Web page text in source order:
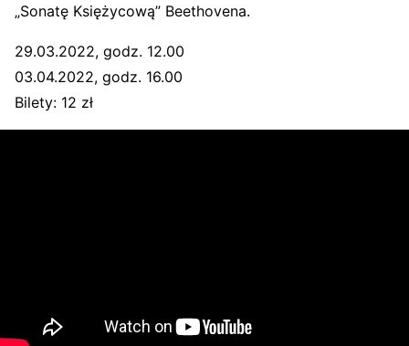
„Sonatę Księżycową” Beethovena.
29.03.2022, godz. 12.00
03.04.2022, godz. 16.00
Bilety: 12 zł